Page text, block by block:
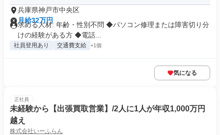
兵庫県神戸市中央区
月給32万円
求める人材: 年齢・性別不問 ◆パソコン修理または障害切り分
けの経験がある方 ◆電話...
社員登用あり 交通費支給 +1個
気になる
正社員
未経験から【出張買取営業】/2人に1人が年収1,000万円
越え
株式会社いーふらん